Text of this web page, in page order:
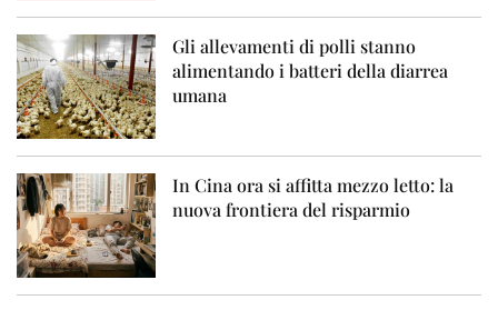
Gli allevamenti di polli stanno
alimentando i batteri della diarrea
umana
In Cina ora si affitta mezzo letto: la
nuova frontiera del risparmio